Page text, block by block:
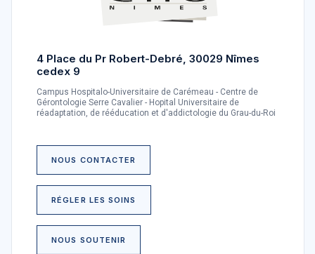
4 Place du Pr Robert-Debré, 30029 Nîmes
cedex 9
Campus Hospitalo-Universitaire de Carémeau - Centre de
Gérontologie Serre Cavalier - Hopital Universitaire de
réadaptation, de rééducation et d'addictologie du Grau-du-Roi
NOUS CONTACTER
RÉGLER LES SOINS
NOUS SOUTENIR